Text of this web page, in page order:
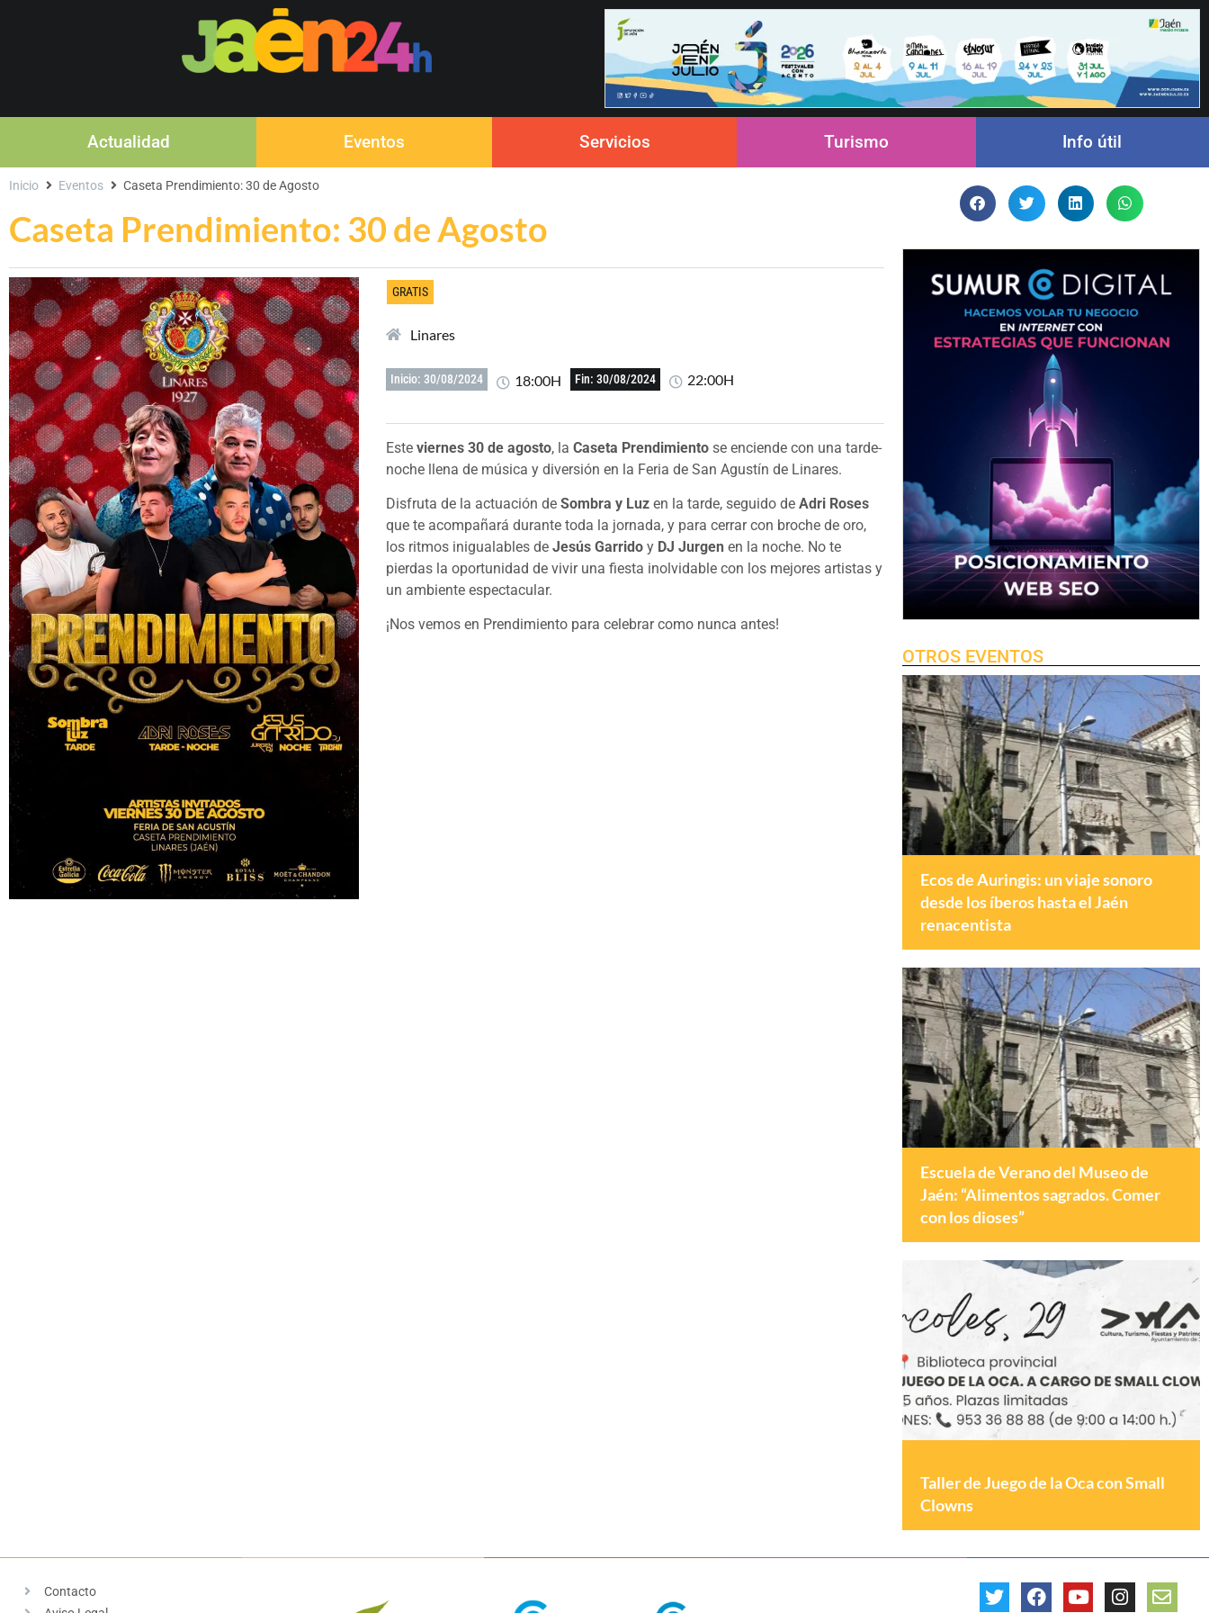
Actualidad Eventos Servicios Turismo Info útil
Caseta Prendimiento: 30 de Agosto
Inicio Eventos Caseta Prendimiento: 30 de Agosto
GRATIS
Linares
Inicio: 30/08/2024 18:00H Fin: 30/08/2024 22:00H
Esteviernes 30 de agosto, laCaseta Prendimiento se enciende con una tarde-
noche llena de música y diversión en la Feria de San Agustín de Linares.
Disfruta de la actuación deSombra y Luz en la tarde, seguido deAdri Roses
que te acompañará durante toda la jornada, y para cerrar con broche de oro,
los ritmos inigualables deJesús Garrido y DJ Jurgen en la noche. No te
pierdas la oportunidad de vivir una fiesta inolvidable con los mejores artistas y
un ambiente espectacular.
¡Nos vemos en Prendimiento para celebrar como nunca antes!
OTROS EVENTOS
Ecos de Auringis: un viaje sonoro
desde los íberos hasta el Jaén
renacentista
Escuela de Verano del Museo de
Jaén: “Alimentos sagrados. Comer
con los dioses”
Taller de Juego de la Oca con Small
Clowns
Contacto